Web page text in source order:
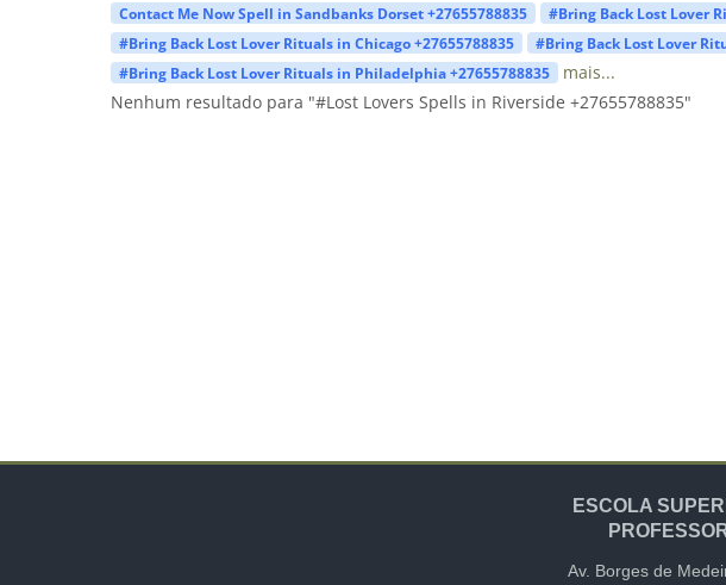
Contact Me Now Spell in Sandbanks Dorset +27655788835
#Bring Back Lost Lover
#Bring Back Lost Lover Rituals in Chicago +27655788835
#Bring Back Lost Lover
#Bring Back Lost Lover Rituals in Philadelphia +27655788835
mais...
Nenhum resultado para "#Lost Lovers Spells in Riverside +27655788835"
ESCOLA
Av. Borges de